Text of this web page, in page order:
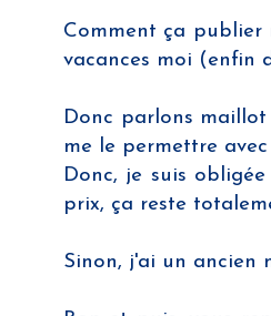
Comment ça publier
vacances moi (enfin
Donc parlons
me le permettre
Donc, je suis
prix, ça reste
Sinon, j'ai un ancien